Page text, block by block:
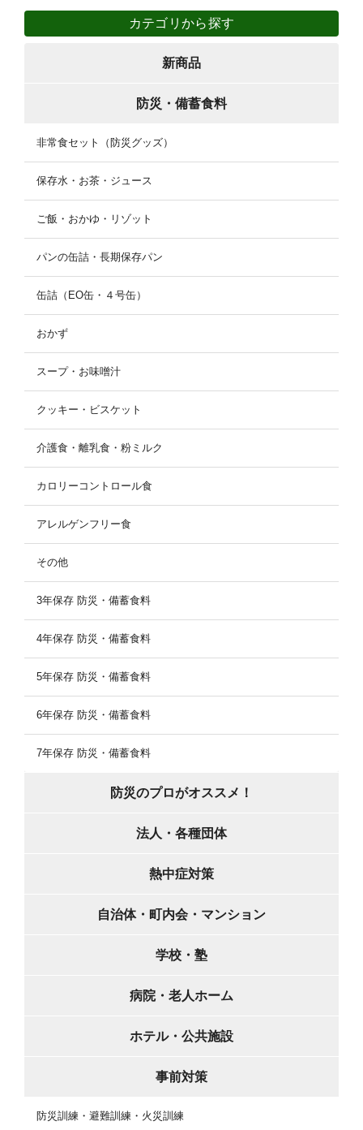
カテゴリから探す
新商品
防災・備蓄食料
非常食セット（防災グッズ）
保存水・お茶・ジュース
ご飯・おかゆ・リゾット
パンの缶詰・長期保存パン
缶詰（EO缶・４号缶）
おかず
スープ・お味噌汁
クッキー・ビスケット
介護食・離乳食・粉ミルク
カロリーコントロール食
アレルゲンフリー食
その他
3年保存 防災・備蓄食料
4年保存 防災・備蓄食料
5年保存 防災・備蓄食料
6年保存 防災・備蓄食料
7年保存 防災・備蓄食料
防災のプロがオススメ！
法人・各種団体
熱中症対策
自治体・町内会・マンション
学校・塾
病院・老人ホーム
ホテル・公共施設
事前対策
防災訓練・避難訓練・火災訓練